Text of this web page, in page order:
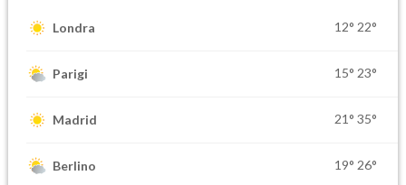
Londra 12° 22°
Parigi 15° 23°
Madrid 21° 35°
Berlino 19° 26°